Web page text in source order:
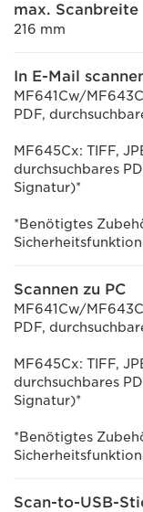
max. Scanbreite
216 mm
In E-Mail
MF641Cw/
PDF,
MF645Cx: TIFF,
durchsuchbares
Signatur)*
*Benötigtes
Scannen zu PC
MF641Cw/
PDF,
MF645Cx: TIFF,
durchsuchbares
Signatur)*
*Benötigtes
Scan-to-USB-